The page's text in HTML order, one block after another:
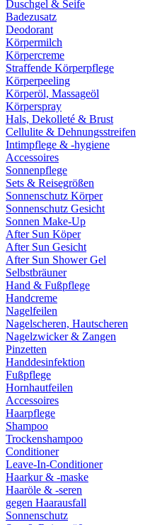
Duschgel & Seife
Badezusatz
Deodorant
Körpermilch
Körpercreme
Straffende Körperpflege
Körperpeeling
Körperöl, Massageöl
Körperspray
Hals, Dekolleté & Brust
Cellulite & Dehnungsstreifen
Intimpflege & -hygiene
Accessoires
Sonnenpflege
Sets & Reisegrößen
Sonnenschutz Körper
Sonnenschutz Gesicht
Sonnen Make-Up
After Sun Köper
After Sun Gesicht
After Sun Shower Gel
Selbstbräuner
Hand & Fußpflege
Handcreme
Nagelfeilen
Nagelscheren, Hautscheren
Nagelzwicker & Zangen
Pinzetten
Handdesinfektion
Fußpflege
Hornhautfeilen
Accessoires
Haarpflege
Shampoo
Trockenshampoo
Conditioner
Leave-In-Conditioner
Haarkur & -maske
Haaröle & -seren
gegen Haarausfall
Sonnenschutz